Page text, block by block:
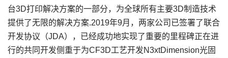
台3D打印解决方案的一部分，为全球所有主要3D制造技术
提供了无限的解决方案.2019年9月，两家公司已签署了联合
开发协议（JDA），已经成功地实现了重要的里程碑正在进
行的共同开发侧重于为CF3D工艺开发N3xtDimension光固